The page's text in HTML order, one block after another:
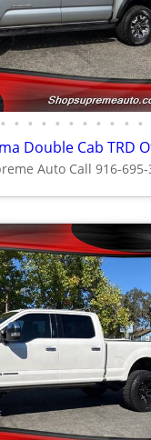
• • • • • • • • • • •